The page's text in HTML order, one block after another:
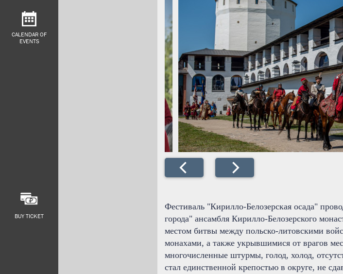
CALENDAR OF
EVENTS
BUY TICKET
Фестиваль "Кирилло-Белозерская осада"
города" ансамбля Кирилло-Белозерского
местом битвы между польско-литовскими
монахами, а также укрывшимися от врагов
многочисленные штурмы, голод, холод,
стал единственной крепостью в округе, не